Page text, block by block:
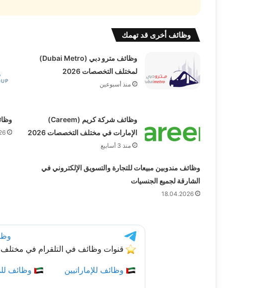
وظائف أخرى قد تهمك
وظائف مترو دبي (Dubai Metro)
لمختلف التخصصات 2026
منذ أسبوعين
وظائف شركة كريم (Careem)
الإمارات في مختلف التخصصات 2026
منذ 3 أسابيع
وظائف مندوبين مبيعات للتجارة والتسويق الإلكتروني في
الشارقة لجميع الجنسيات
18.04.2026